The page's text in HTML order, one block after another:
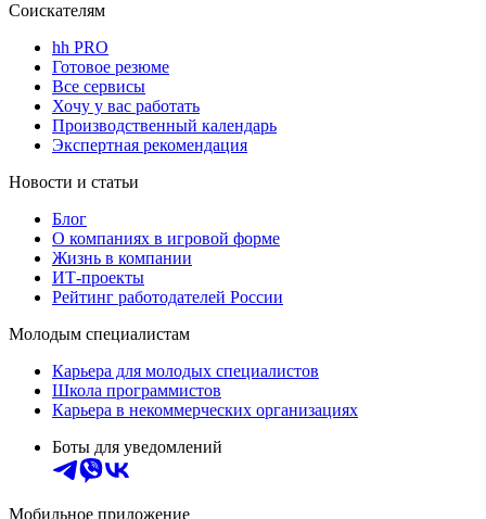
Соискателям
hh PRO
Готовое резюме
Все сервисы
Хочу у вас работать
Производственный календарь
Экспертная рекомендация
Новости и статьи
Блог
О компаниях в игровой форме
Жизнь в компании
ИТ-проекты
Рейтинг работодателей России
Молодым специалистам
Карьера для молодых специалистов
Школа программистов
Карьера в некоммерческих организациях
Боты для уведомлений
Мобильное приложение